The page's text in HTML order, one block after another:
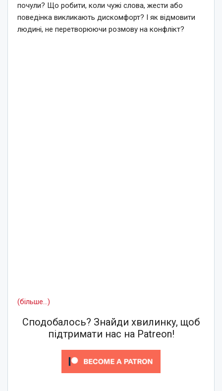
почули? Що робити, коли чужі слова, жести або
поведінка викликають дискомфорт? І як відмовити
людині, не перетворюючи розмову на конфлікт?
(більше…)
Сподобалось? Знайди хвилинку, щоб
підтримати нас на Patreon!